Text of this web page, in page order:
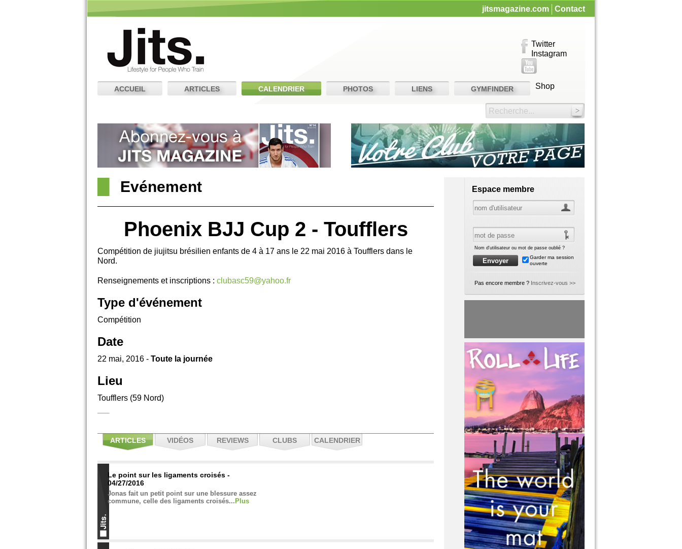
jitsmagazine.com Contact
Twitter
Instagram
ACCUEIL ARTICLES CALENDRIER PHOTOS LIENS GYMFINDER Shop
Recherche...
Evénement
Phoenix BJJ Cup 2 - Toufflers
Compétition de jiujitsu brésilien enfants de 4 à 17 ans le 22 mai 2016 à Toufflers dans le
Nord.
Renseignements et inscriptions : clubasc59@yahoo.fr
Type d'événement
Compétition
Date
22 mai, 2016 - Toute la journée
Lieu
Toufflers (59 Nord)
ARTICLES VIDÉOS REVIEWS CLUBS CALENDRIER
Le point sur les ligaments croisés -
04/27/2016
Jonas fait un petit point sur une blessure assez
commune, celle des ligaments croisés... Plus
Espace membre
Nom d'utilisateur ou mot de passe oublié ?
Garder ma session
ouverte
Pas encore membre ? Inscrivez-vous >>